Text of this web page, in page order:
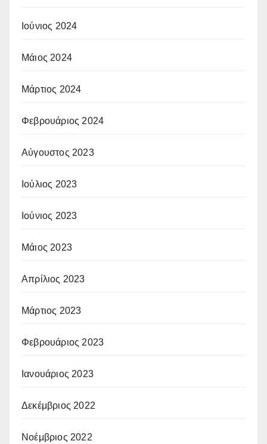
Ιούνιος 2024
Μάιος 2024
Μάρτιος 2024
Φεβρουάριος 2024
Αύγουστος 2023
Ιούλιος 2023
Ιούνιος 2023
Μάιος 2023
Απρίλιος 2023
Μάρτιος 2023
Φεβρουάριος 2023
Ιανουάριος 2023
Δεκέμβριος 2022
Νοέμβριος 2022